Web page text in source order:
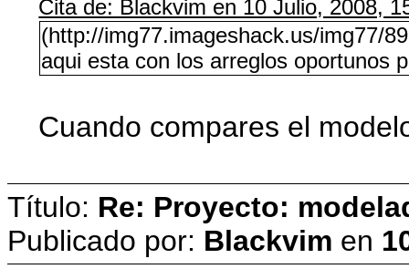
Cita de: Blackvim en 10 Julio, 2008,
(http://img77.imageshack.us/img77/
aqui esta con los arreglos oportunos
Cuando compares el
Título: Re: Proyecto:
Publicado por: Blackvim en